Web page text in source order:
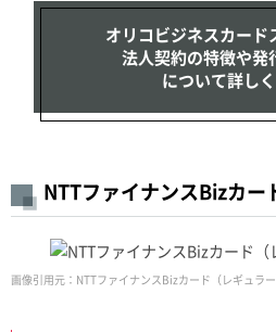
オリコビジネスカード
法人契約の特徴や発
について詳しく
NTTファイナンスBizカー
画像引用元：NTTファイナンスBizカード（レギュ